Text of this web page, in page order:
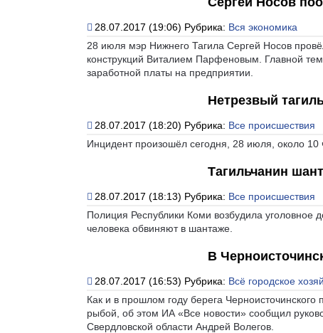
28.07.2017 (19:06) Рубрика: Вся экономика
28 июля мэр Нижнего Тагила Сергей Носов
конструкций Виталием Парфеновым. Главной
заработной платы на предприятии.
Нетрезвый
28.07.2017 (18:20) Рубрика: Все происшествия
Инцидент произошёл сегодня, 28 июля, около
Тагильчанин
28.07.2017 (18:13) Рубрика: Все происшествия
Полиция Республики Коми возбудила уголовное
человека обвиняют в шантаже.
В
28.07.2017 (16:53) Рубрика: Всё городское
Как и в прошлом году берега
рыбой, об этом ИА «Все новости» сообщил
Свердловской области Андрей Волегов.